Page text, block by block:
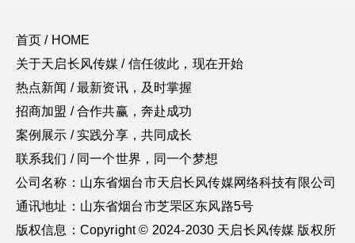
首页 / HOME
关于天启长风传媒 / 信任彼此，现在开始
热点新闻 / 最新资讯，及时掌握
招商加盟 / 合作共赢，奔赴成功
案例展示 / 实践分享，共同成长
联系我们 / 同一个世界，同一个梦想
公司名称：山东省烟台市天启长风传媒网络科技有限公司
通讯地址：山东省烟台市芝罘区东风路5号
版权信息：Copyright © 2024-2030 天启长风传媒 版权所